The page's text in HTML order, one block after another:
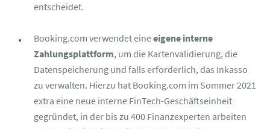
entscheidet.
Booking.com verwendet eineeigene interne
Zahlungsplattform, um die Kartenvalidierung, die
Datenspeicherung und falls erforderlich, das Inkasso
zu verwalten. Hierzu hat Booking.com im Sommer 2021
extra eine neue interne FinTech-Geschäftseinheit
gegründet, in der bis zu 400 Finanzexperten arbeiten